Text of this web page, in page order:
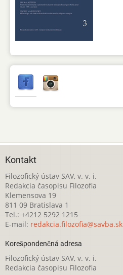
Kontakt
Filozofický ústav SAV, v. v. i.
Redakcia časopisu Filozofia
Klemensova 19
811 09 Bratislava 1
Tel.: +4212 5292 1215
E-mail: redakcia.filozofia@savba.sk
Korešpondenčná adresa
Filozofický ústav SAV, v. v. i.
Redakcia časopisu Filozofia